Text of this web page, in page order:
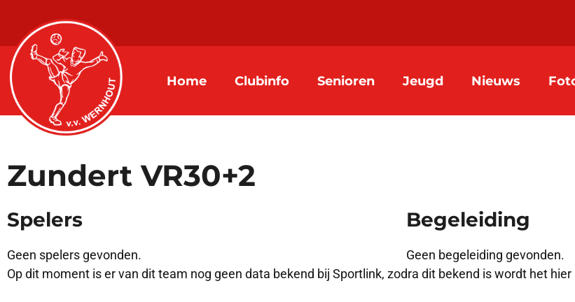
Home Clubinfo Senioren Jeugd Nieuws
Zundert VR30+2
Spelers
Geen spelers gevonden.
Begeleiding
Geen begeleiding gevonden.
Op dit moment is er van dit team nog geen data bekend bij Sportlink, zodra dit bekend is wordt het